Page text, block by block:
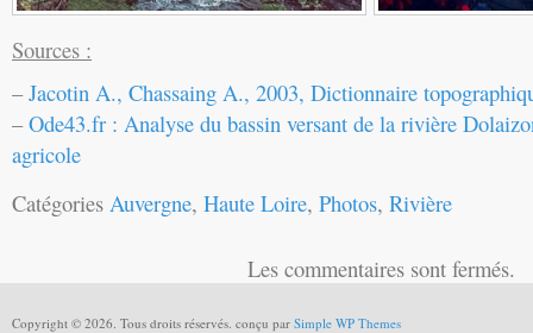
Sources :
–Jacotin A., Chassaing A., 2003, Dictionnaire
–Ode43.fr : Analyse du bassin versant de la rivière
agricole
Catégories Auvergne, Haute Loire, Photos, Rivière
Les commentaires sont fermés.
Copyright © 2026. Tous droits réservés. conçu par Simple WP Themes